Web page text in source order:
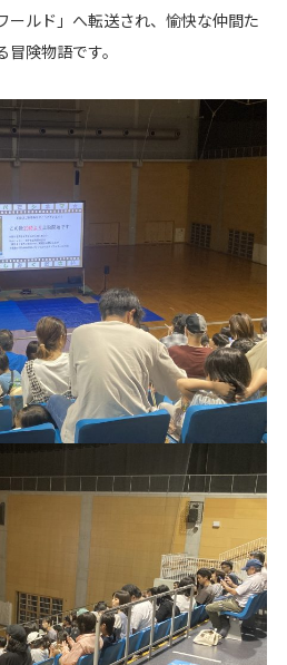
ールド」へ転送され、愉快な仲間た
険物語です。